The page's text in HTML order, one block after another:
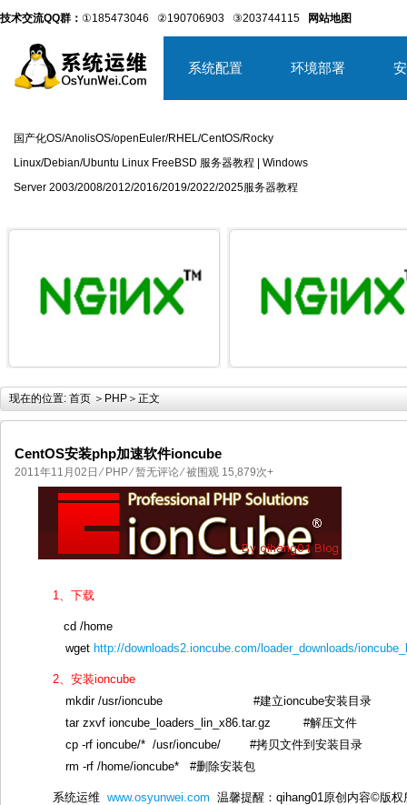
技术交流QQ群： ①185473046 ②190706903 ③203744115 网站地图
系统配置 环境部署
国产化OS/AnolisOS/openEuler/RHEL/CentOS/Rocky
Linux/Debian/Ubuntu Linux FreeBSD 服务器教程 | Windows
Server 2003/2008/2012/2016/2019/2022/2025服务器教程
国产化操作系统欧拉openEuler编 国产化操作系统Anolis OS编
现在的位置: 首页 ＞ PHP ＞正文
CentOS安装php加速软件ioncube
2011年11月02日 ⁄ PHP ⁄暂无评论⁄ 被围观 15,879次+
1、下载
cd /home
wget http://downloads2.ioncube.com/loader_downloads/
2、安装ioncube
mkdir /usr/ioncube #建立ioncube安装目录
tar zxvf ioncube_loaders_lin_x86.tar.gz #解压文件
cp -rf ioncube/* /usr/ioncube/ #拷贝文件到安装目录
rm -rf /home/ioncube* #删除安装包
系统运维 www.osyunwei.com 温馨提醒：qihang01原创内容©版